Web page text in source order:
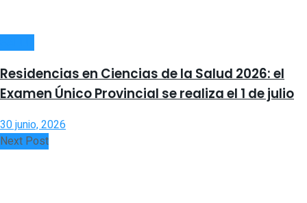
Residencias en Ciencias de la Salud 2026: el
Examen Único Provincial se realiza el 1 de julio
30 junio, 2026
Next Post